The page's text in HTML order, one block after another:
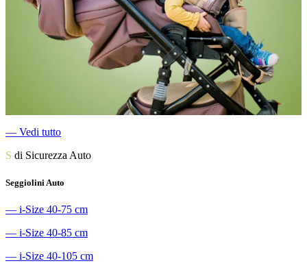
― Vedi tutto
S di Sicurezza Auto
Seggiolini Auto
― i-Size 40-75 cm
― i-Size 40-85 cm
― i-Size 40-105 cm